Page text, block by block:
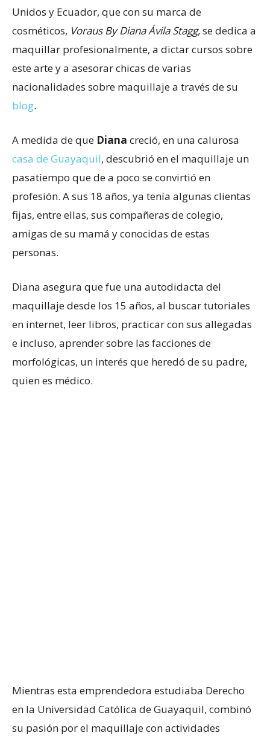
Unidos y Ecuador, que con su marca de
cosméticos, Voraus By Diana Ávila Stagg,se dedica a
maquillar profesionalmente, a dictar cursos sobre
este arte y a asesorar chicas de varias
nacionalidades sobre maquillaje a través de su
blog.
A medida de que Diana creció, en una calurosa
casa de Guayaquil, descubrió en el maquillaje un
pasatiempo que de a poco se convirtió en
profesión. A sus 18 años, ya tenía algunas clientas
fijas, entre ellas, sus compañeras de colegio,
amigas de su mamá y conocidas de estas
personas.
Diana asegura que fue una autodidacta del
maquillaje desde los 15 años, al buscar tutoriales
en internet, leer libros, practicar con sus allegadas
e incluso, aprender sobre las facciones de
morfológicas, un interés que heredó de su padre,
quien es médico.
Mientras esta emprendedora estudiaba Derecho
en la Universidad Católica de Guayaquil, combinó
su pasión por el maquillaje con actividades